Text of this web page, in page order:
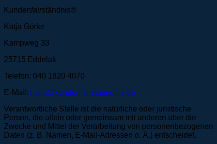
Kundenfairständnis®
Katja Görke
Kampweg 33
25715 Eddelak
Telefon: 040 1820 4070
E-Mail: hallo@kundenfairstaendnis.de
Verantwortliche Stelle ist die natürliche oder juristische
Person, die allein oder gemeinsam mit anderen über die
Zwecke und Mittel der Verarbeitung von personenbezogenen
Daten (z. B. Namen, E-Mail-Adressen o. Ä.) entscheidet.